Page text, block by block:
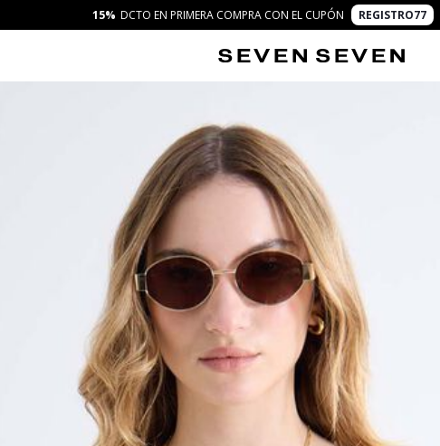
15% DCTO EN PRIMERA COMPRA CON EL CUPÓN REGISTRO77